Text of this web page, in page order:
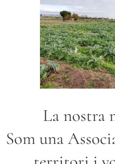
La nostra
Som una